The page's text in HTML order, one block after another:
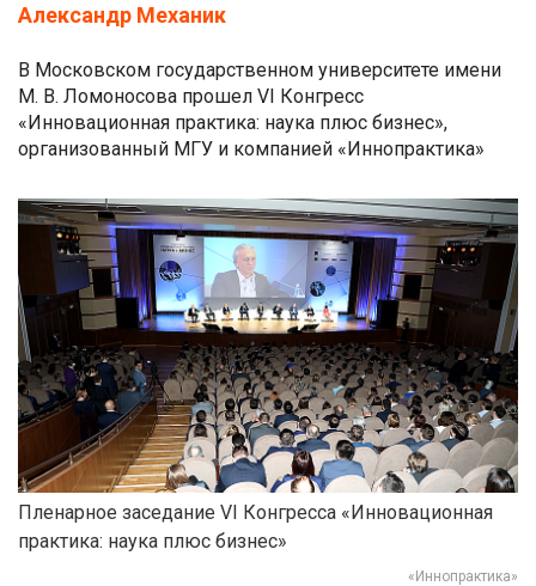
Александр Механик
В Московском государственном университете имени
М. В. Ломоносова прошел VI Конгресс
«Инновационная практика: наука плюс бизнес»,
организованный МГУ и компанией «Иннопрактика»
Пленарное заседание VI Конгресса «Инновационная
практика: наука плюс бизнес»
«Иннопрактика»